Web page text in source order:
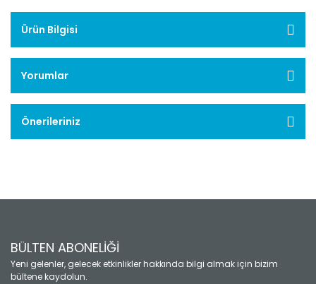
Ürün Bilgisi
Yorumlar
Önerileriniz
BÜLTEN ABONELİĞİ
Yeni gelenler, gelecek etkinlikler hakkında bilgi almak için bizim
bültene kaydolun.